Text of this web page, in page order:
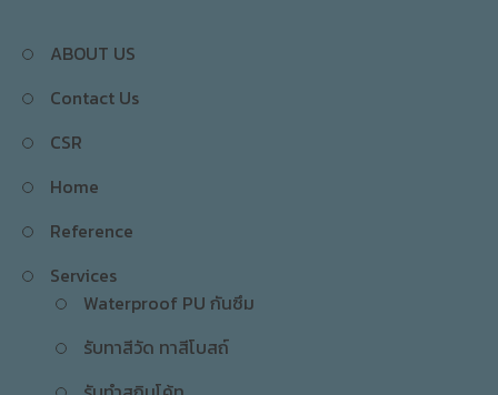
ABOUT US
Contact Us
CSR
Home
Reference
Services
Waterproof PU กันซึม
รับทาสีวัด ทาสีโบสถ์